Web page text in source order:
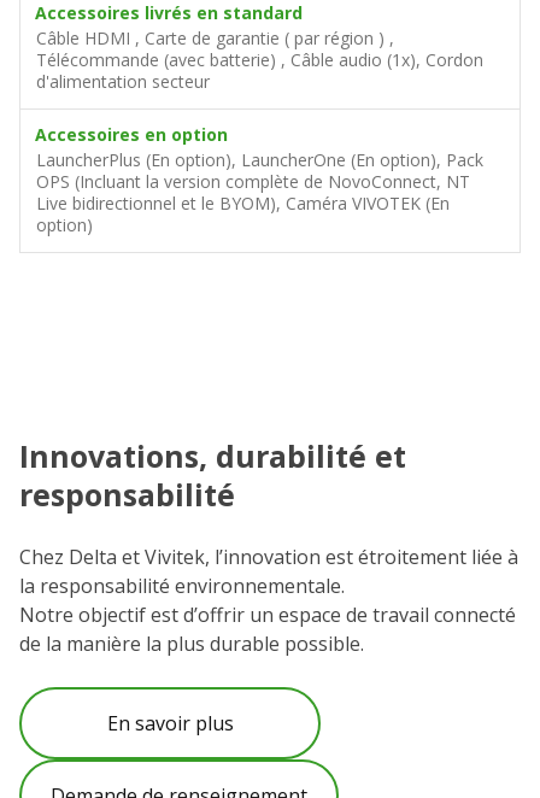
Accessoires livrés en standard
Câble HDMI , Carte de garantie ( par région ) ,
Télécommande (avec batterie) , Câble audio (1x), Cordon
d'alimentation secteur
Accessoires en option
LauncherPlus (En option), LauncherOne (En option), Pack
OPS (Incluant la version complète de NovoConnect, NT
Live bidirectionnel et le BYOM), Caméra VIVOTEK (En
option)
Innovations, durabilité et
responsabilité
Chez Delta et Vivitek, l’innovation est étroitement liée à
la responsabilité environnementale.
Notre objectif est d’offrir un espace de travail connecté
de la manière la plus durable possible.
En savoir plus